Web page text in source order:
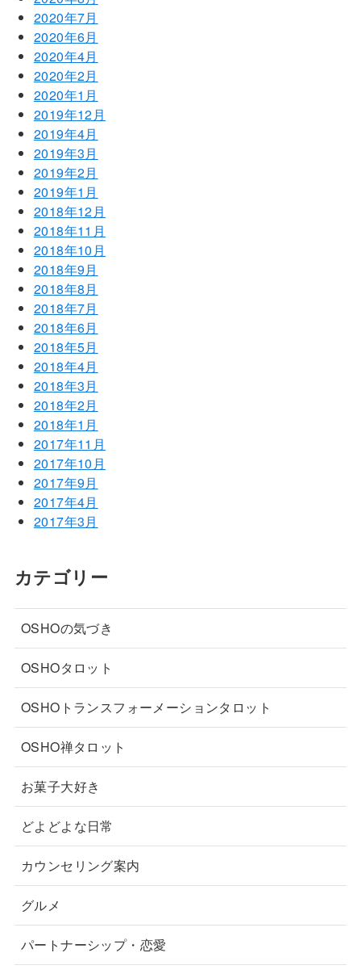
2020年7月
2020年6月
2020年4月
2020年2月
2020年1月
2019年12月
2019年4月
2019年3月
2019年2月
2019年1月
2018年12月
2018年11月
2018年10月
2018年9月
2018年8月
2018年7月
2018年6月
2018年5月
2018年4月
2018年3月
2018年2月
2018年1月
2017年11月
2017年10月
2017年9月
2017年4月
2017年3月
カテゴリー
OSHOの気づき
OSHOタロット
OSHOトランスフォーメーションタロット
OSHO禅タロット
お菓子大好き
どよどよな日常
カウンセリング案内
グルメ
パートナーシップ・恋愛